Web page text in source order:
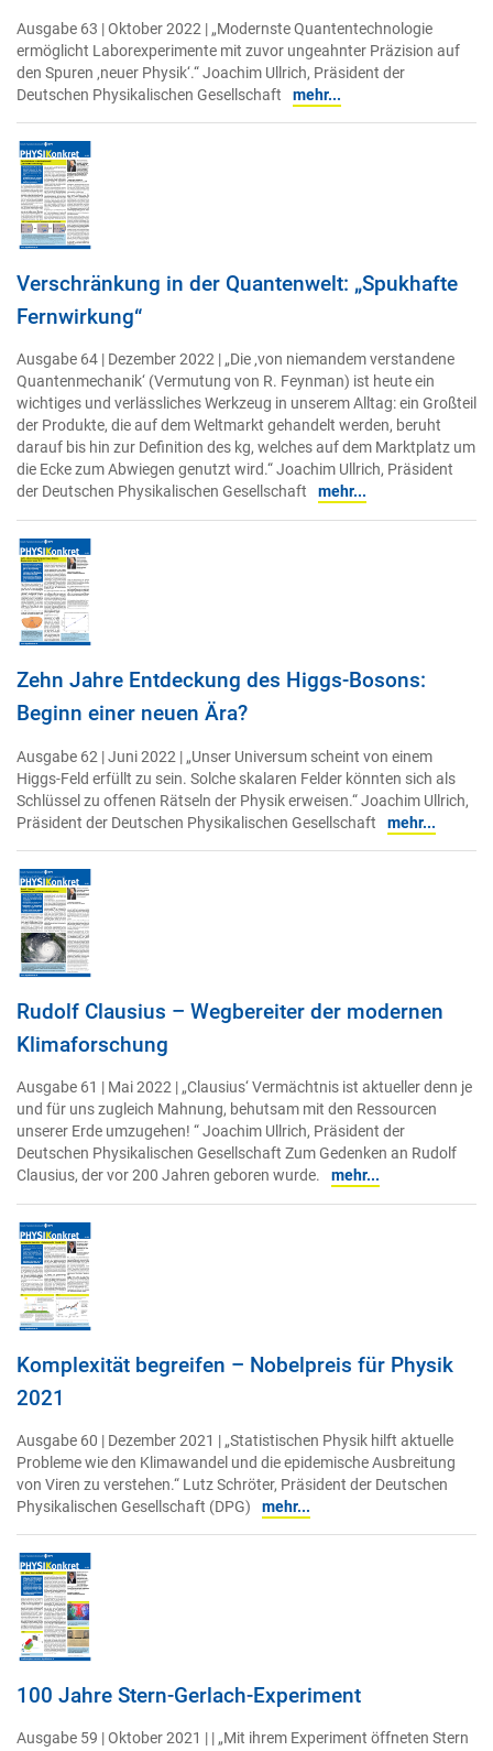
Ausgabe 63 | Oktober 2022 | „Modernste Quantentechnologie
ermöglicht Laborexperimente mit zuvor ungeahnter Präzision auf
den Spuren ‚neuer Physik‘.“ Joachim Ullrich, Präsident der
Deutschen Physikalischen Gesellschaft
mehr...
Verschränkung in der Quantenwelt: „Spukhafte
Fernwirkung“
Ausgabe 64 | Dezember 2022 | „Die ‚von niemandem verstandene
Quantenmechanik‘ (Vermutung von R. Feynman) ist heute ein
wichtiges und verlässliches Werkzeug in unserem Alltag: ein Großteil
der Produkte, die auf dem Weltmarkt gehandelt werden, beruht
darauf bis hin zur Definition des kg, welches auf dem Marktplatz um
die Ecke zum Abwiegen genutzt wird.“ Joachim Ullrich, Präsident
der Deutschen Physikalischen Gesellschaft
mehr...
Zehn Jahre Entdeckung des Higgs-Bosons:
Beginn einer neuen Ära?
Ausgabe 62 | Juni 2022 | „Unser Universum scheint von einem
Higgs-Feld erfüllt zu sein. Solche skalaren Felder könnten sich als
Schlüssel zu offenen Rätseln der Physik erweisen.“ Joachim Ullrich,
Präsident der Deutschen Physikalischen Gesellschaft
mehr...
Rudolf Clausius – Wegbereiter der modernen
Klimaforschung
Ausgabe 61 | Mai 2022 | „Clausius‘ Vermächtnis ist aktueller denn je
und für uns zugleich Mahnung, behutsam mit den Ressourcen
unserer Erde umzugehen! “ Joachim Ullrich, Präsident der
Deutschen Physikalischen Gesellschaft Zum Gedenken an Rudolf
Clausius, der vor 200 Jahren geboren wurde.
mehr...
Komplexität begreifen – Nobelpreis für Physik
2021
Ausgabe 60 | Dezember 2021 | „Statistischen Physik hilft aktuelle
Probleme wie den Klimawandel und die epidemische Ausbreitung
von Viren zu verstehen.“ Lutz Schröter, Präsident der Deutschen
Physikalischen Gesellschaft (DPG)
mehr...
100 Jahre Stern-Gerlach-Experiment
Ausgabe 59 | Oktober 2021 | | „Mit ihrem Experiment öffneten Stern